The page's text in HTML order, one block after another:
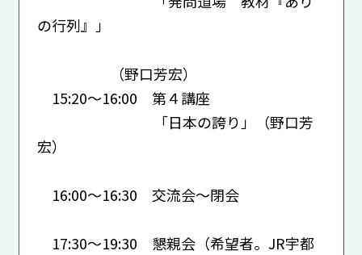
の行列』」
（野口芳宏）
15:20～16:00 第４講座
「日本の誇り」（野口芳
宏）
16:00～16:30 交流会～閉会
17:30～19:30 懇親会（希望者。JR宇都